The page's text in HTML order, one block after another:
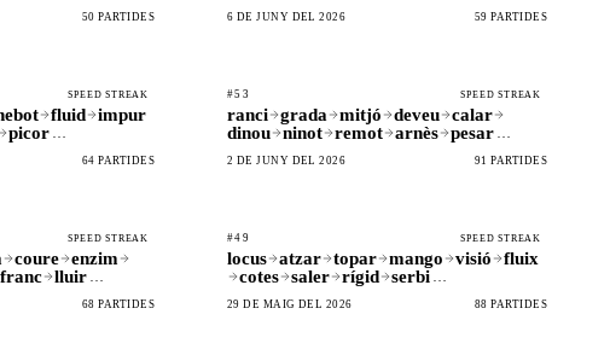
50 PARTIDES 6 DE JUNY DEL 2026 59 PARTIDES
SPEED STREAK
fluid
impur
picor …
64 PARTIDES
#53 SPEED STREAK
ranci grada mitjó deveu
calar
dinou
ninot remot arnès pesar …
2 DE JUNY DEL 2026 91 PARTIDES
SPEED STREAK
coure
enzim
franc lluir …
68 PARTIDES
#49 SPEED STREAK
locus atzar topar mango visió
fluix
cotes
saler rígid serbi …
29 DE MAIG DEL 2026 88 PARTIDES